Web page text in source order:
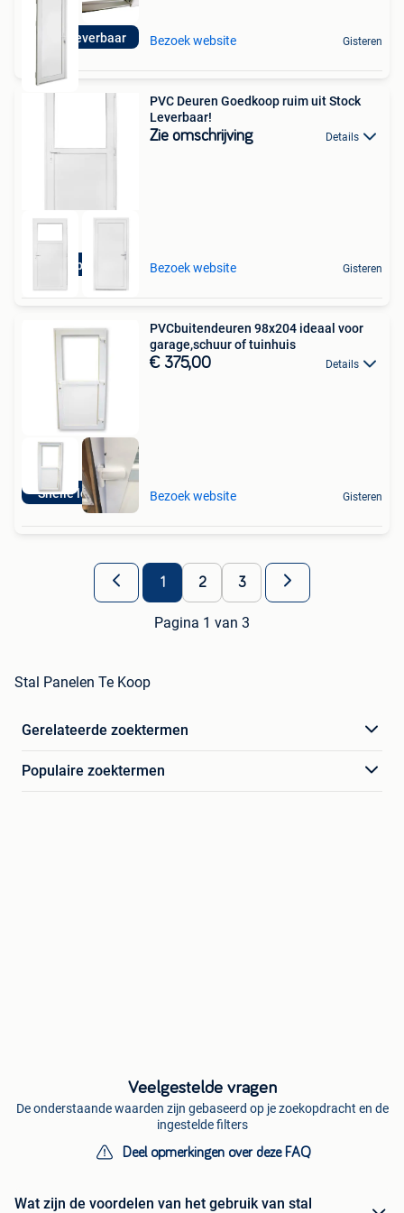
Direct leverbaar Bezoek website Gisteren
Veel op Stock!
PVC Deuren Goedkoop ruim uit Stock
Leverbaar!
Zie omschrijving Details
Bezoek website Gisteren
Snelle levering
PVCbuitendeuren 98x204 ideaal voor
garage,schuur of tuinhuis
€ 375,00 Details
Bezoek website Gisteren
1 2 3
Pagina 1 van 3
Stal Panelen Te Koop
Gerelateerde zoektermen
Populaire zoektermen
Veelgestelde vragen
De onderstaande waarden zijn gebaseerd op je zoekopdracht en de
ingestelde filters
Deel opmerkingen over deze FAQ
Wat zijn de voordelen van het gebruik van stal